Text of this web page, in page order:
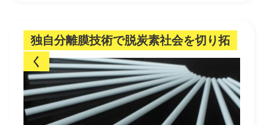
独自分離膜技術で脱炭素社会を切り拓
く